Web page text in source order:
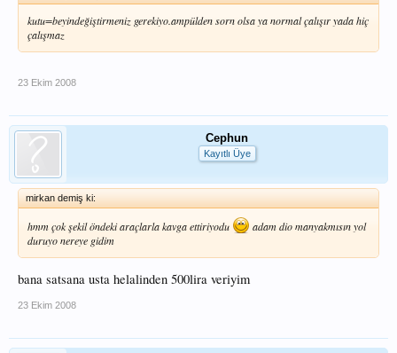
kutu=beyindeğiştirmeniz gerekiyo.ampülden sorn olsa ya normal çalışır yada hiç
çalışmaz
23 Ekim 2008
Cephun
Kayıtlı Üye
mirkan demiş ki:
hmm çok şekil öndeki araçlarla kavga ettiriyodu
adam dio manyakmısın yol
duruyo nereye gidim
bana satsana usta helalinden 500lira veriyim
23 Ekim 2008